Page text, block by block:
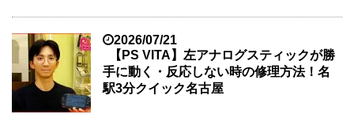
2026/07/21
【PS VITA】左アナログスティックが勝
手に動く・反応しない時の修理方法！名
駅3分クイック名古屋